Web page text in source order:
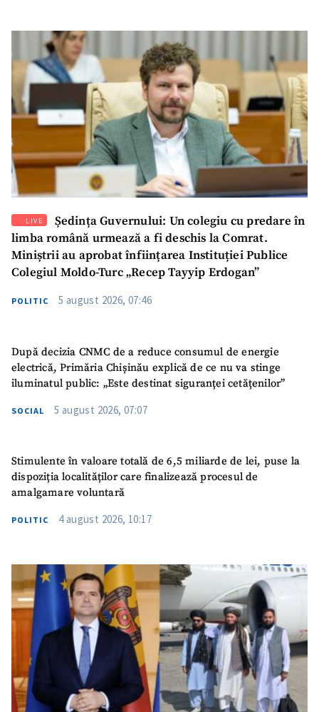
LIVE
Ședința Guvernului: Un colegiu cu predare în
limba română urmează a fi deschis la Comrat.
Miniștrii au aprobat înființarea Instituției Publice
Colegiul Moldo-Turc „Recep Tayyip Erdogan”
POLITIC 5 august 2026, 07:46
După decizia CNMC de a reduce consumul de energie
electrică, Primăria Chișinău explică de ce nu va stinge
iluminatul public: „Este destinat siguranței cetățenilor”
SOCIAL 5 august 2026, 07:07
Stimulente în valoare totală de 6,5 miliarde de lei, puse la
dispoziția localităților care finalizează procesul de
amalgamare voluntară
POLITIC 4 august 2026, 10:17